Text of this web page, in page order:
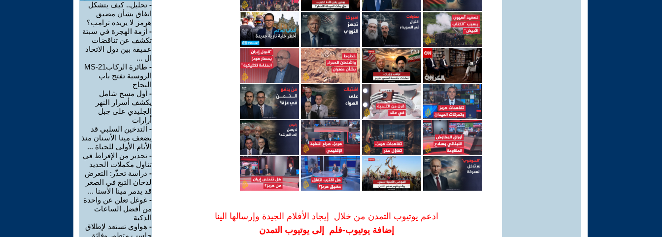
ادعم يوتيوب التمدن من خلال إيجاد الأفلام الجيدة وإرسالها الينا
إضافة يوتيوب-فلم إلى يوتيوب التمدن
- تحليل.. كيف يتشكل
اتفاق بشأن مضيق
هرمز لا يريده ترامب؟
- أزمة الهجرة في سبتة
تكشف عن تناقضات
عميقة بين دول الاتحاد
ال ...
-
طائرة الركابMS-21
الروسية تفتح باب
النجاح
- أول مسح شامل
يكشف أسرار النهر
الجليدي على جبل
أرارات
- التدخين السلبي قد
يضعف مينا الأسنان منذ
الأيام الأولى للحياة ...
- تحذير من الإفراط في
تناول مكملات الحديد
- دراسة تحذّر: التعرض
لدخان التبغ في الصغر
قد يدمر مينا الأسنا ...
- غوغل تعلن عن واحدة
من أفضل الساعات
الذكية
- هواوي تستعد لإطلاق
حاسب متطور وفائق